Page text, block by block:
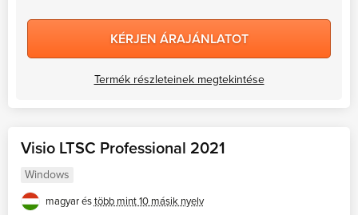
KÉRJEN ÁRAJÁNLATOT
Termék részleteinek megtekintése
Visio LTSC Professional 2021
Windows
magyar éstöbb mint 10 másik nyelv